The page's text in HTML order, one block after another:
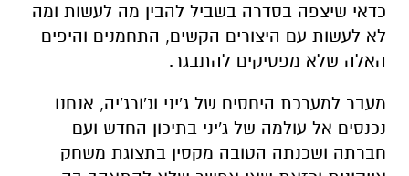
כדאי שיצפה בסדרה בשביל להבין מה לעשות ומה
לא לעשות עם היצורים הקשים, התחמנים והיפים
האלה שלא מפסיקים להתבגר.
מעבר למערכת היחסים של ג'יני וג'ורג'יה, אנחנו
נכנסים אל עולמה של ג'יני בתיכון החדש ועם
חברתה ושכנתה הטובה מקסין בתצוגת משחק